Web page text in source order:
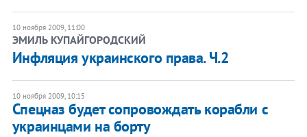
10 ноября 2009, 11:00
ЭМИЛЬ КУПАЙГОРОДСКИЙ
Инфляция украинского права. Ч.2
10 ноября 2009, 10:15
Спецназ будет сопровождать корабли с
украинцами на борту